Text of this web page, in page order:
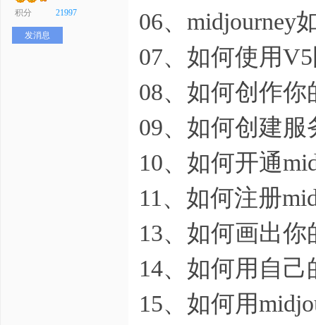
积分 21997
发消息
06、midjourney
07、如何使用
08、如何创作
09、如何创建
10、如何开通
11、如何注册
13、如何画出
14、如何用自
15、如何用